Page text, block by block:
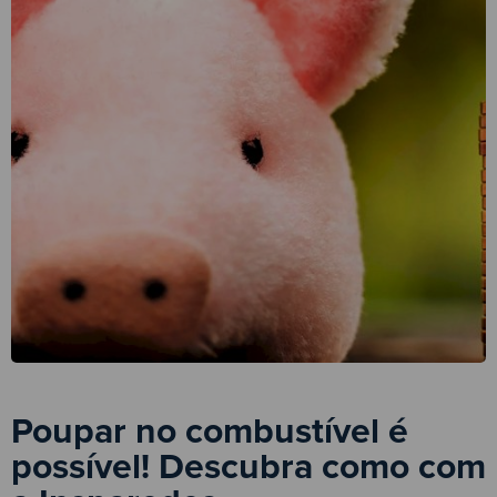
Poupar no combustível é
possível! Descubra como com